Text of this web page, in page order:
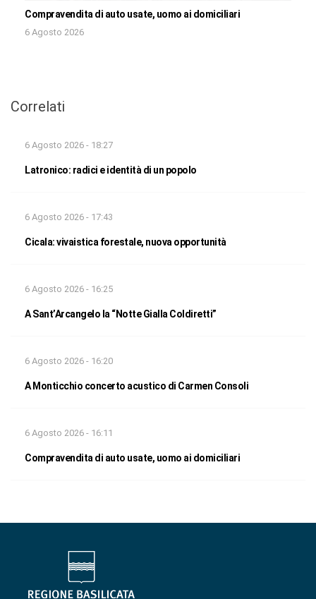
Compravendita di auto usate, uomo ai domiciliari
6 Agosto 2026
Correlati
6 Agosto 2026 - 18:27
Latronico: radici e identità di un popolo
6 Agosto 2026 - 17:43
Cicala: vivaistica forestale, nuova opportunità
6 Agosto 2026 - 16:25
A Sant’Arcangelo la “Notte Gialla Coldiretti”
6 Agosto 2026 - 16:20
A Monticchio concerto acustico di Carmen Consoli
6 Agosto 2026 - 16:11
Compravendita di auto usate, uomo ai domiciliari